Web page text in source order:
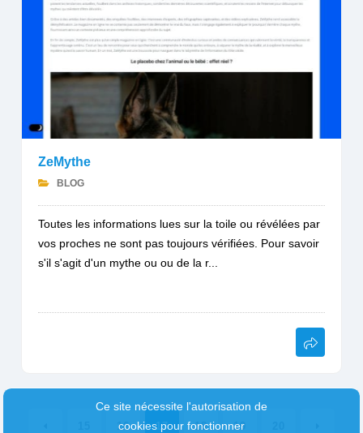
ZeMythe
BLOG
Toutes les informations lues sur la toile ou révélées par
vos proches ne sont pas toujours vérifiées. Pour savoir
s'il s'agit d'un mythe ou ou de la r...
16 17 18 19
Ce site nécessite l'autorisation de
cookies pour fonctionner